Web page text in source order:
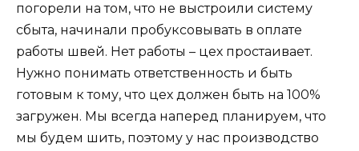
погорели на том, что не выстроили систему
сбыта, начинали пробуксовывать в оплате
работы швей. Нет работы – цех простаивает.
Нужно понимать ответственность и быть
готовым к тому, что цех должен быть на 100%
загружен. Мы всегда наперед планируем, что
мы будем шить, поэтому у нас производство